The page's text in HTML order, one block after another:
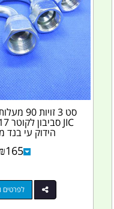
הידוק עי בנד
₪165
לפרטים